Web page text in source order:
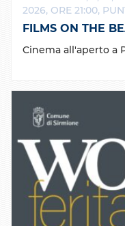
2026, ORE 21:00,
FILMS ON THE
Cinema all'aperto a